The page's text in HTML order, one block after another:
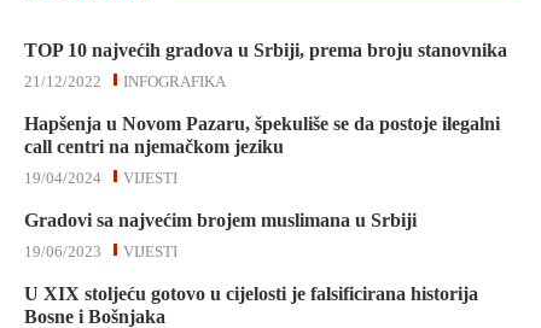
TOP 10 najvećih gradova u Srbiji, prema broju stanovnika
INFOGRAFIKA
21/12/2022
Hapšenja u Novom Pazaru, špekuliše se da postoje ilegalni
call centri na njemačkom jeziku
VIJESTI
19/04/2024
Gradovi sa najvećim brojem muslimana u Srbiji
VIJESTI
19/06/2023
U XIX stoljeću gotovo u cijelosti je falsificirana historija
Bosne i Bošnjaka